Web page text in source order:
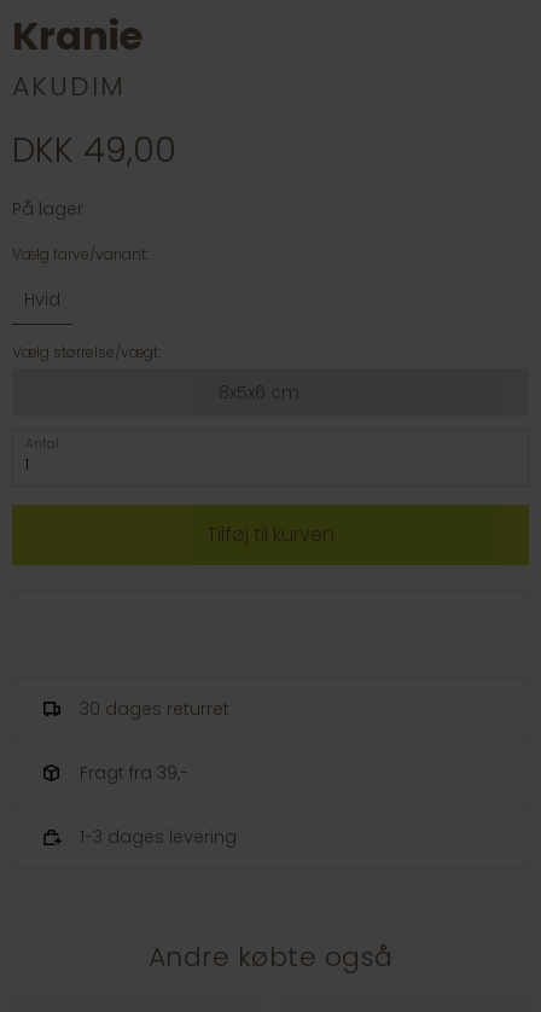
Kranie
AKUDIM
DKK 49,00
På lager
Vælg farve/variant:
Hvid
Vælg størrelse/vægt:
8x5x6 cm
Antal
30 dages returret
Fragt fra 39,-
1-3 dages levering
Andre købte også